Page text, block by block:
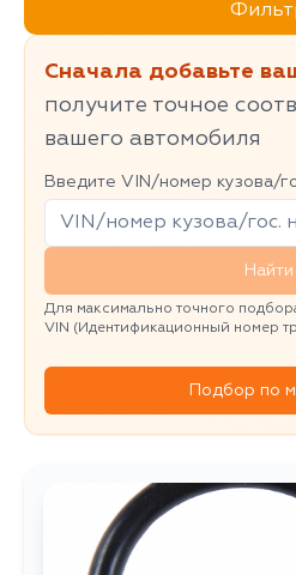
Сначала добавьте
получите точное
вашего автомобиля
Введите VIN/номер кузова/
Найти
Для максимально точного
VIN (Идентификационный номер
Подбор по